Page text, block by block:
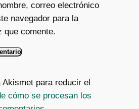
correo electrónico
navegador para la
que comente.
para reducir el
cómo se procesan los